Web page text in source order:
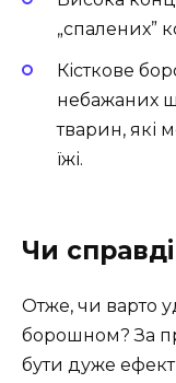
„спалених”
Кісткове
небажаних
тварин, які
їжі.
Чи
Отже, чи варто
борошном? За
бути дуже